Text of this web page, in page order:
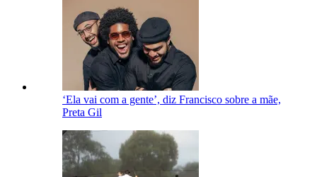
‘Ela vai com a gente’, diz Francisco sobre a mãe,
Preta Gil